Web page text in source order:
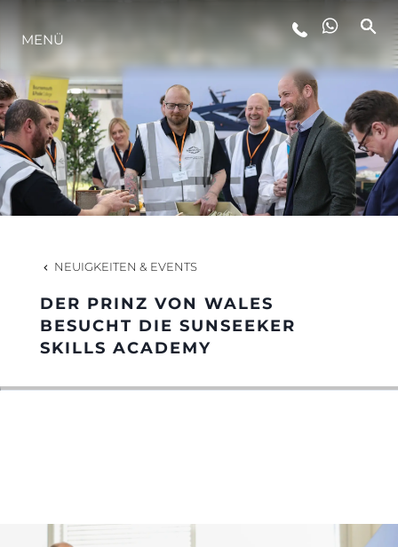
LIFESTYLE
INNOVATION
DIE FIRMA
DAS TEAM
GESCHICHTE
BEWERTEN SIE IHR BOOT
MENÜ
NEUIGKEITEN & EVENTS
DER PRINZ VON WALES
BESUCHT DIE SUNSEEKER
SKILLS ACADEMY